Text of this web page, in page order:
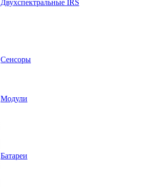
Двухспектральные IRS
Сенсоры
Модули
Батареи